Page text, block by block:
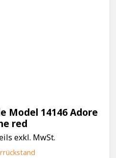
Model 14146 Adore
red
exkl. MwSt.